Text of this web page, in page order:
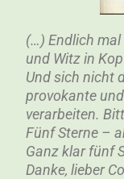
(…) Endlich
und Witz in
Und sich nicht
provokante
verarbeiten.
Fünf Sterne –
Ganz klar fünf
Danke, lieber